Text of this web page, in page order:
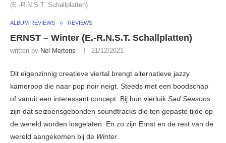
(E.-R.N.S.T. Schallplatten)
ALBUM REVIEWS REVIEWS
ERNST – Winter (E.-R.N.S.T. Schallplatten)
written by Nel Mertens 21/12/2021
Dit eigenzinnig creatieve viertal brengt alternatieve jazzy
kamerpop die naar pop noir neigt. Steeds met een boodschap
of vanuit een interessant concept. Bij hun vierluik Sad Seasons
zijn dat seizoensgebonden soundtracks die ten gepaste tijde op
de wereld worden losgelaten. En zo zijn Ernst en de rest van de
wereld aangekomen bij de Winter.